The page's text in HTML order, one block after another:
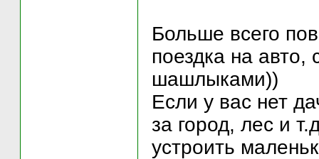
Больше всего
поездка на
шашлыками))
Если у вас нет
за город, лес и
устроить